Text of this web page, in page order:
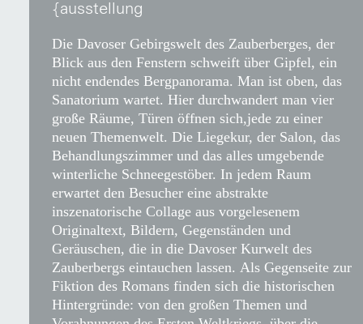
ausstellung
Die Davoser Gebirgswelt des Zauberberges, der
Blick aus den Fenstern schweift über Gipfel, ein
nicht endendes Bergpanorama. Man ist oben, das
Sanatorium wartet. Hier durchwandert man vier
große Räume, Türen öffnen sich,jede zu einer
neuen Themenwelt. Die Liegekur, der Salon, das
Behandlungszimmer und das alles umgebende
winterliche Schneegestöber. In jedem Raum
erwartet den Besucher eine abstrakte
inszenatorische Collage aus vorgelesenem
Originaltext, Bildern, Gegenständen und
Geräuschen, die in die Davoser Kurwelt des
Zauberbergs eintauchen lassen. Als Gegenseite zur
Fiktion des Romans finden sich die historischen
Hintergründe: von den großen Themen und